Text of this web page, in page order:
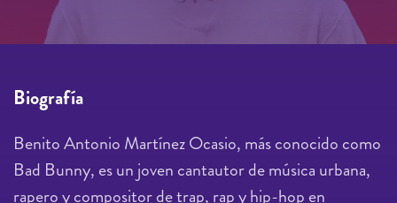
Biografía
Benito Antonio Martínez Ocasio, más conocido como
Bad Bunny, es un joven cantautor de música urbana,
rapero y compositor de trap, rap y hip-hop en